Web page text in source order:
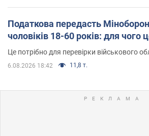
Податкова передасть
чоловіків 18-60 років: для чого
Це потрібно для перевірки військового
6.08.2026 18:42 11,8 т.